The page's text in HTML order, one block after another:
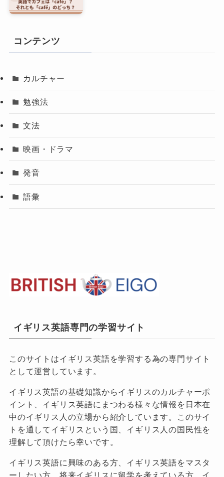
コンテンツ
カルチャー
勉強法
文法
映画・ドラマ
発音
語彙
イギリス英語専門の学習サイト
このサイトはイギリス英語を学習する為の専門サイト
として運営しています。
イギリス英語の基礎知識からイギリスのカルチャーポ
イント、イギリス英語にまつわる様々な情報を日本在
中のイギリス人の立場から紹介しています。このサイ
トを通してイギリスという国、イギリス人の国民性を
理解して頂けたら幸いです。
イギリス英語に興味のある方、イギリス英語をマスタ
ーしたい方、将来イギリスに留学を考えている方、イ